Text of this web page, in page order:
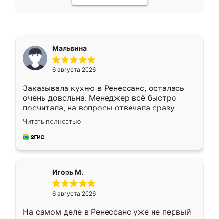
Мальвина
6 августа 2026
Заказывала кухню в Ренессанс, осталась
очень довольна. Менеджер всё быстро
посчитала, на вопросы отвечала сразу.
Замерщик приехал в субботу, подошёл к
делу со всей ответственностью. Собрали
за день, ребята работали аккуратно, даже
Читать полностью
Игорь М.
6 августа 2026
На самом деле в Ренессанс уже не первый